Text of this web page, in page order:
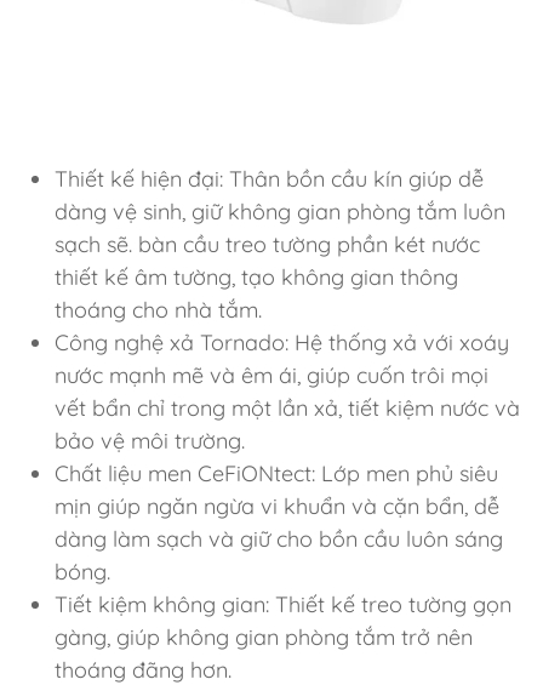
Thiết kế hiện đại: Thân bồn cầu kín giúp dễ
dàng vệ sinh, giữ không gian phòng tắm luôn
sạch sẽ. bàn cầu treo tường phần két nước
thiết kế âm tường, tạo không gian thông
thoáng cho nhà tắm.
Công nghệ xả Tornado: Hệ thống xả với xoáy
nước mạnh mẽ và êm ái, giúp cuốn trôi mọi
vết bẩn chỉ trong một lần xả, tiết kiệm nước và
bảo vệ môi trường.
Chất liệu men CeFiONtect: Lớp men phủ siêu
mịn giúp ngăn ngừa vi khuẩn và cặn bẩn, dễ
dàng làm sạch và giữ cho bồn cầu luôn sáng
bóng.
Tiết kiệm không gian: Thiết kế treo tường gọn
gàng, giúp không gian phòng tắm trở nên
thoáng đãng hơn.